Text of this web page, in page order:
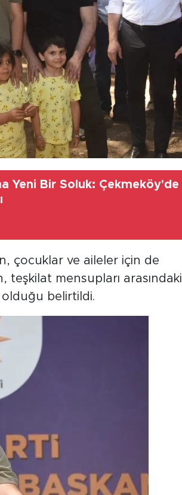
Yeni Bir Soluk: Çekmeköy'de
çocuklar ve aileler için de
mensupları arasındaki
olduğu belirtildi.